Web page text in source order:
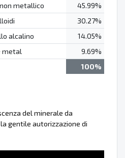
metallico
45.99%
30.27%
alcalino
14.05%
metal
9.69%
100%
del minerale da
gentile autorizzazione di